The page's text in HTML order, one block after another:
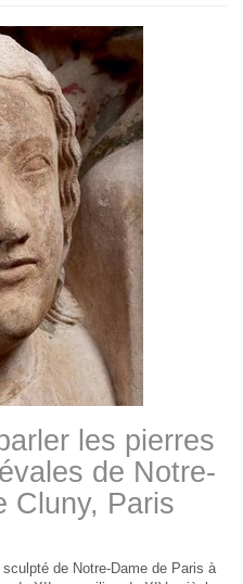
les pierres
de Notre-
Cluny, Paris
de Notre-Dame de Paris à